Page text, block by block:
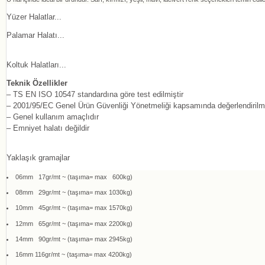
Yüzer Halatlar...
Palamar Halatı...
Koltuk Halatları...
Teknik Özellikler
– TS EN ISO 10547 standardına göre test edilmiştir
– 2001/95/EC Genel Ürün Güvenliği Yönetmeliği kapsamında
– Genel kullanım amaçlıdır
– Emniyet halatı değildir
Yaklaşık gramajlar
06mm 17gr/mt ~ (taşıma= max 600kg)
08mm 29gr/mt ~ (taşıma= max 1030kg)
10mm 45gr/mt ~ (taşıma= max 1570kg)
12mm 65gr/mt ~ (taşıma= max 2200kg)
14mm 90gr/mt ~ (taşıma= max 2945kg)
16mm 116gr/mt ~ (taşıma= max 4200kg)